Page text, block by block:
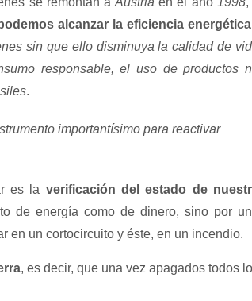
alcanzar la eficiencia
sin que ello disminuya la calidad de
responsable, el uso de productos
.
importantísimo para reactivar
es la verificación del estado de
de energía como de dinero, sino por
en un cortocircuito y éste, en un incendio.
, es decir, que una vez apagados todos